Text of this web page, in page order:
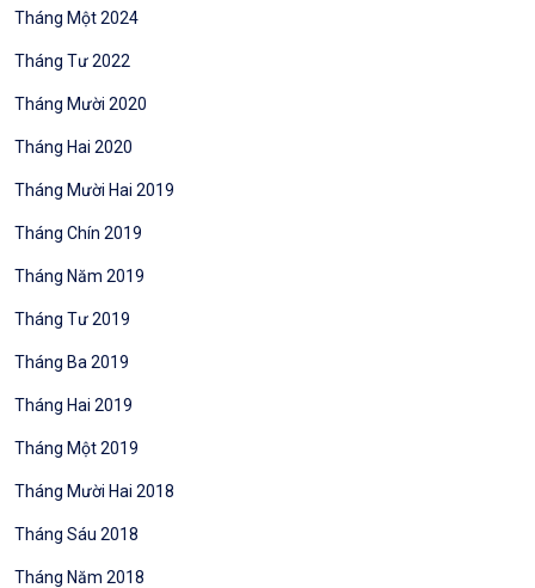
Tháng Một 2024
Tháng Tư 2022
Tháng Mười 2020
Tháng Hai 2020
Tháng Mười Hai 2019
Tháng Chín 2019
Tháng Năm 2019
Tháng Tư 2019
Tháng Ba 2019
Tháng Hai 2019
Tháng Một 2019
Tháng Mười Hai 2018
Tháng Sáu 2018
Tháng Năm 2018